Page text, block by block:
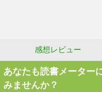
感想レビュー
あなたも読書メーター
みませんか？